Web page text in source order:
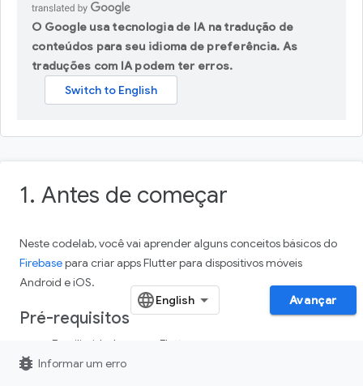
O Google usa tecnologia de IA na tradução de
conteúdos para seu idioma de preferência. As
traduções com IA podem ter erros.
1. Antes de começar
Neste codelab, você vai aprender alguns conceitos básicos do
Firebasepara criar apps Flutter para dispositivos móveis
Android e iOS.
Pré-requisitos
Familiaridade com o Flutter
O SDK do Flutter
Avançar
bug_report Informar um erro